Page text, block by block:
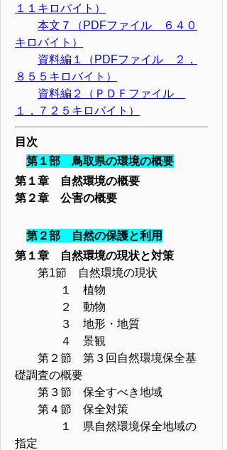
１１キロバイト）
本文７（PDFファイル ６４０
キロバイト）
資料編１（PDFファイル ２，
８５５キロバイト）
資料編２（ＰＤＦファイル
１，７２５キロバイト）
目次
第１部 鳥取県の環境の概要
第１章 自然環境の概要
第２章 公害の概要
第２部 自然の保護と利用
第１章 自然環境の現状と対策
第1節 自然環境の現状
１ 植物
２ 動物
３ 地形・地質
４ 景観
第２節 第３回自然環境保全基
礎調査の概要
第３節 保全すべき地域
第４節 保全対策
１ 県自然環境保全地域の
指定